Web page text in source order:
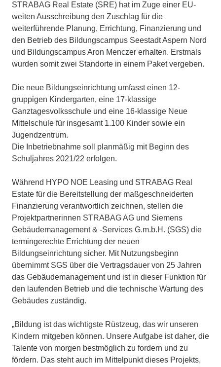
STRABAG Real Estate (SRE) hat im Zuge einer EU-
weiten Ausschreibung den Zuschlag für die
weiterführende Planung, Errichtung, Finanzierung und
den Betrieb des Bildungscampus Seestadt Aspern Nord
und Bildungscampus Aron Menczer erhalten. Erstmals
wurden somit zwei Standorte in einem Paket vergeben.
Die neue Bildungseinrichtung umfasst einen 12-
gruppigen Kindergarten, eine 17-klassige
Ganztagesvolksschule und eine 16-klassige Neue
Mittelschule für insgesamt 1.100 Kinder sowie ein
Jugendzentrum.
Die Inbetriebnahme soll planmäßig mit Beginn des
Schuljahres 2021/22 erfolgen.
Während HYPO NOE Leasing und STRABAG Real
Estate für die Bereitstellung der maßgeschneiderten
Finanzierung verantwortlich zeichnen, stellen die
Projektpartnerinnen STRABAG AG und Siemens
Gebäudemanagement & -Services G.m.b.H. (SGS) die
termingerechte Errichtung der neuen
Bildungseinrichtung sicher. Mit Nutzungsbeginn
übernimmt SGS über die Vertragsdauer von 25 Jahren
das Gebäudemanagement und ist in dieser Funktion für
den laufenden Betrieb und die technische Wartung des
Gebäudes zuständig.
„Bildung ist das wichtigste Rüstzeug, das wir unseren
Kindern mitgeben können. Unsere Aufgabe ist daher, die
Talente von morgen bestmöglich zu fordern und zu
fördern. Das steht auch im Mittelpunkt dieses Projekts,